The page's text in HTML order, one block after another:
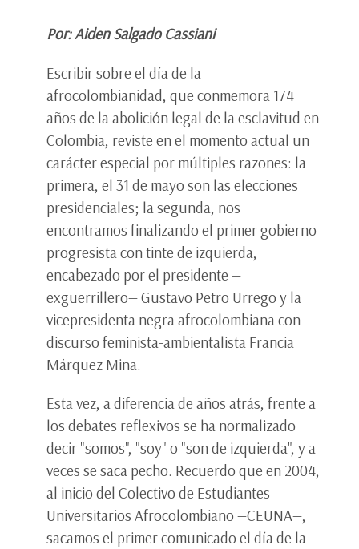
Por: Aiden Salgado Cassiani
Escribir sobre el día de la
afrocolombianidad, que conmemora 174
años de la abolición legal de la esclavitud en
Colombia, reviste en el momento actual un
carácter especial por múltiples razones: la
primera, el 31 de mayo son las elecciones
presidenciales; la segunda, nos
encontramos finalizando el primer gobierno
progresista con tinte de izquierda,
encabezado por el presidente —
exguerrillero— Gustavo Petro Urrego y la
vicepresidenta negra afrocolombiana con
discurso feminista-ambientalista Francia
Márquez Mina.
Esta vez, a diferencia de años atrás, frente a
los debates reflexivos se ha normalizado
decir "somos", "soy" o "son de izquierda", y a
veces se saca pecho. Recuerdo que en 2004,
al inicio del Colectivo de Estudiantes
Universitarios Afrocolombiano —CEUNA—,
sacamos el primer comunicado el día de la